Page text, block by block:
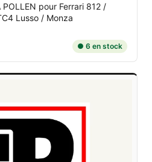
POLLEN pour Ferrari 812 /
Lusso / Monza
● 6 en stock